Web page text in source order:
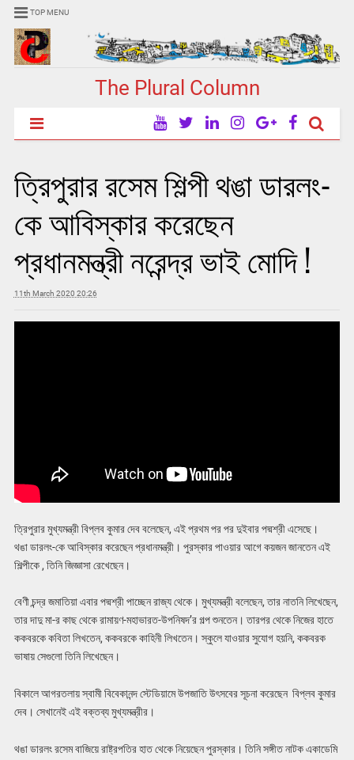
TOP MENU
The Plural Column
ত্রিপুরার রসেম শিল্পী থঙা ডারলং-
কে আবিস্কার করেছেন
প্রধানমন্ত্রী নরেন্দ্র ভাই মোদি !
11th March 2020 20:26
ত্রিপুরার মুখ্যমন্ত্রী বিপ্লব কুমার দেব বলেছেন, এই প্রথম পর পর দুইবার পদ্মশ্রী এসেছে।
থঙা ডারলং-কে আবিস্কার করেছেন প্রধানমন্ত্রী। পুরস্কার পাওয়ার আগে কয়জন জানতেন এই
শিল্পীকে , তিনি জিজ্ঞাসা রেখেছেন।
বেণী চন্দ্র জমাতিয়া এবার পদ্মশ্রী পাচ্ছেন রাজ্য থেকে। মুখ্যমন্ত্রী বলেছেন, তার নাতনি লিখেছেন,
তার দাদু মা-র কাছ থেকে রামায়ণ-মহাভারত-উপনিষদ’র গল্প শুনতেন। তারপর থেকে নিজের হাতে
ককবরকে কবিতা লিখতেন, ককবরকে কাহিনী লিখতেন। স্কুলে যাওয়ার সুযোগ হয়নি, ককবরক
ভাষায় সেগুলো তিনি লিখেছেন।
বিকালে আগরতলায় স্বামী বিবেকানন্দ স্টেডিয়ামে উপজাতি উৎসবের সূচনা করেছেন বিপ্লব কুমার
দেব। সেখানেই এই বক্তব্য মুখ্যমন্ত্রীর।
থঙা ডারলং রসেম বাজিয়ে রাষ্ট্রপতির হাত থেকে নিয়েছেন পুরস্কার। তিনি সঙ্গীত নাটক একাডেমি